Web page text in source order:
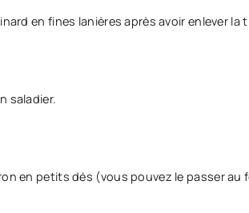
en fines lanières après avoir enlever la
saladier.
en petits dés (vous pouvez le passer au